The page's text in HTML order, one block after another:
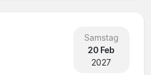
Samstag
20 Feb
2027